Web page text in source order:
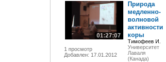
01:27:07
1 просмотр
Добавлен: 17.01.2012
Природа
медленно-
волновой
активности
коры
Тимофеев И.
Университет
Лаваля
(Канада)